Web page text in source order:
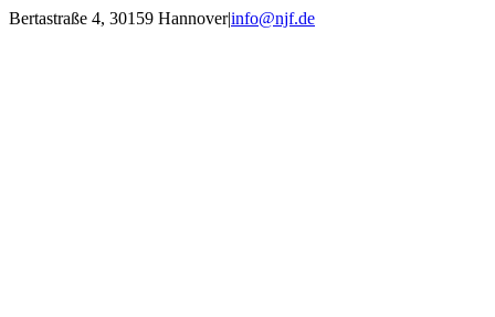
Zum
Bertastraße 4, 30159 Hannover|info@njf.de